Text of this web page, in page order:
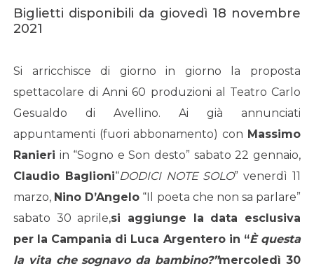
Biglietti disponibili da giovedì 18 novembre
2021
Si arricchisce di giorno in giorno la proposta
spettacolare di Anni 60 produzioni al Teatro Carlo
Gesualdo di Avellino. Ai già annunciati
appuntamenti (fuori abbonamento) con Massimo
Ranieri in “Sogno e Son desto” sabato 22 gennaio,
Claudio Baglioni“DODICI NOTE SOLO” venerdì 11
marzo, Nino D’Angelo “Il poeta che non sa parlare”
sabato 30 aprile,si aggiunge la data esclusiva
per la Campania di Luca Argentero in “È questa
la vita che sognavo da bambino?”mercoledì 30